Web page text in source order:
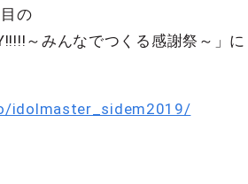
の
～みんなでつくる感謝祭～」に
idolmaster_sidem2019/